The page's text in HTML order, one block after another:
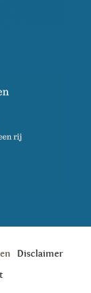
Disclaimer